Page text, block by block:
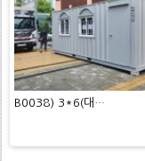
B0038) 3*6(대…